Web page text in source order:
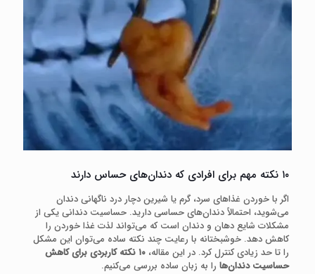
۱۰ نکته مهم برای افرادی که دندان‌های حساس دارند
اگر با خوردن غذاهای سرد، گرم یا شیرین دچار درد ناگهانی دندان
می‌شوید، احتمالاً دندان‌های حساسی دارید. حساسیت دندانی یکی از
مشکلات شایع دهان و دندان است که می‌تواند لذت غذا خوردن را
کاهش دهد. خوشبختانه با رعایت چند نکته ساده می‌توان این مشکل
را تا حد زیادی کنترل کرد. در این مقاله،
۱۰ نکته کاربردی برای کاهش
حساسیت دندان‌هارا به زبان ساده بررسی می‌کنیم.